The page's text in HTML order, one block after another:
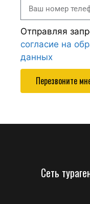
Отправляя
согласие на
данных
Перезвоните
Сеть